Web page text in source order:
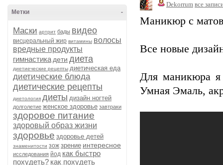
-
Метки
Маски артрит бады видео
висцеральный жир витамины волосы
вредные продукты
гимнастика дети диета
диетиеческие рецепты диетическая еда
диетические блюда
диетические рецепты
диетология диеты дизайн ногтей
долголетие женское здоровье завтраки
здоровое питание
здоровый образ жизни
здоровье здоровье детей
знаменитости зож зрение интересное
исследования йод как быстро
похудеть? как похудеть
Dekorrum все
Маникюр с
Все новые
Для маникюра я
Умная Эмаль,